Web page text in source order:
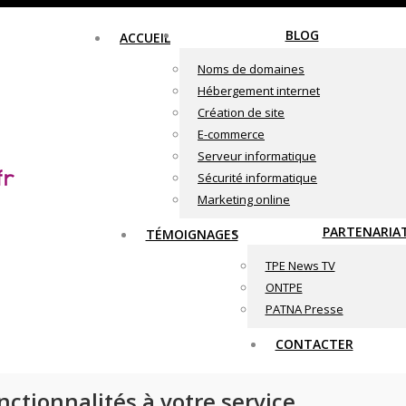
ACCUEIL BLOG
Noms de domaines
Hébergement internet
Création de site
E-commerce
Serveur informatique
Sécurité informatique
Marketing online
TÉMOIGNAGES
TPE News TV
ONTPE
PATNA Presse
CONTACTER